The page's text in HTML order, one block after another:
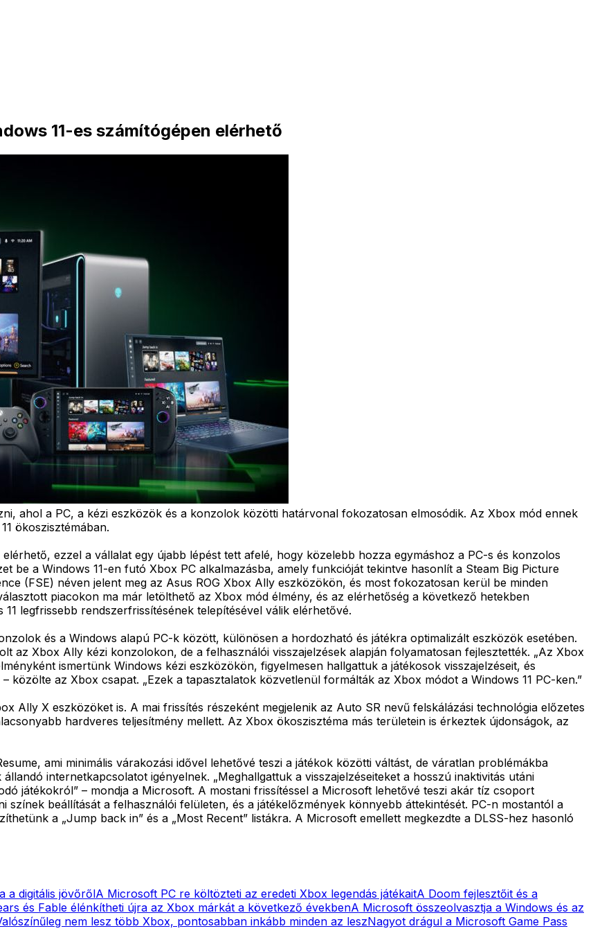
11-es számítógépen elérhető
ahol a PC, a kézi eszközök és a konzolok közötti határvonal fokozatosan elmosódik. Az Xbox mód ennek
ökoszisztémában.
elérhető, ezzel a vállalat egy újabb lépést tett afelé, hogy közelebb hozza egymáshoz a PC-s és konzolos
be a Windows 11-en futó Xbox PC alkalmazásba, amely funkcióját tekintve hasonlít a Steam Big Picture
(FSE) néven jelent meg az Asus ROG Xbox Ally eszközökön, és most fokozatosan kerül be minden
piacokon ma már letölthető az Xbox mód élmény, és az elérhetőség a következő hetekben
legfrissebb rendszerfrissítésének telepítésével válik elérhetővé.
és a Windows alapú PC-k között, különösen a hordozható és játékra optimalizált eszközök esetében.
az Xbox Ally kézi konzolokon, de a felhasználói visszajelzések alapján folyamatosan fejlesztették. „Az Xbox
ismertünk Windows kézi eszközökön, figyelmesen hallgattuk a játékosok visszajelzéseit, és
az Xbox csapat. „Ezek a tapasztalatok közvetlenül formálták az Xbox módot a Windows 11 PC-ken.”
Ally X eszközöket is. A mai frissítés részeként megjelenik az Auto SR nevű felskálázási technológia előzetes
hardveres teljesítmény mellett. Az Xbox ökoszisztéma más területein is érkeztek újdonságok, az
ami minimális várakozási idővel lehetővé teszi a játékok közötti váltást, de váratlan problémákba
internetkapcsolatot igényelnek. „Meghallgattuk a visszajelzéseiteket a hosszú inaktivitás utáni
játékokról” – mondja a Microsoft. A mostani frissítéssel a Microsoft lehetővé teszi akár tíz csoport
beállítását a felhasználói felületen, és a játékelőzmények könnyebb áttekintését. PC-n mostantól a
a „Jump back in” és a „Most Recent” listákra. A Microsoft emellett megkezdte a DLSS-hez hasonló
a digitális jövőrőlA Microsoft PC re költözteti az eredeti Xbox legendás játékaitA Doom fejlesztőit és a
és Fable élénkítheti újra az Xbox márkát a következő évekbenA Microsoft összeolvasztja a Windows és az
nem lesz több Xbox, pontosabban inkább minden az leszNagyot drágul a Microsoft Game Pass